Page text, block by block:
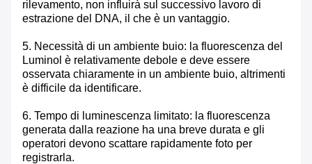
rilevamento, non influirà sul successivo lavoro di
estrazione del DNA, il che è un vantaggio.
5. Necessità di un ambiente buio: la fluorescenza del
Luminol è relativamente debole e deve essere
osservata chiaramente in un ambiente buio, altrimenti
è difficile da identificare.
6. Tempo di luminescenza limitato: la fluorescenza
generata dalla reazione ha una breve durata e gli
operatori devono scattare rapidamente foto per
registrarla.